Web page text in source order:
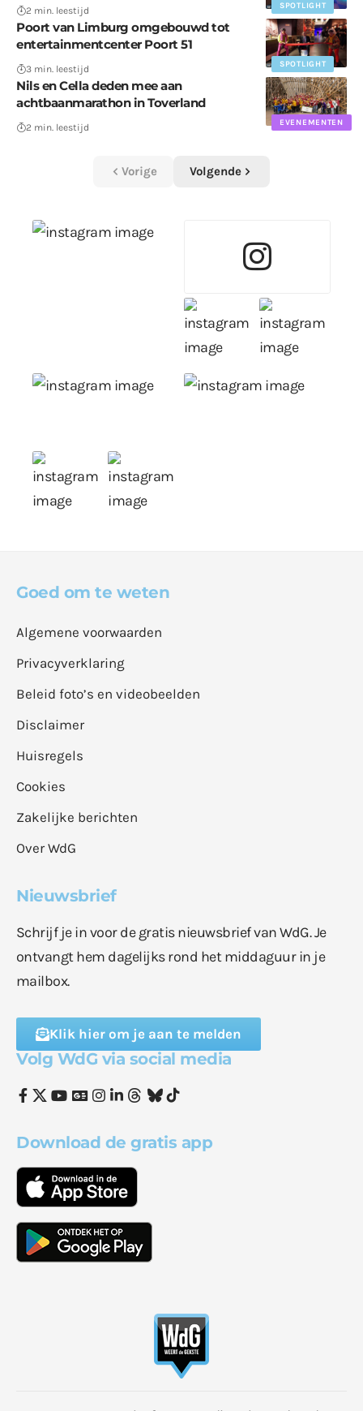
SPOTLIGHT
2 min. leestijd
SPOTLIGHT
Poort van Limburg omgebouwd tot
entertainmentcenter Poort 51
3 min. leestijd
EVENEMENTEN
Nils en Cella deden mee aan
achtbaanmarathon in Toverland
2 min. leestijd
Vorige Volgende
Goed om te weten
Algemene voorwaarden
Privacyverklaring
Beleid foto’s en videobeelden
Disclaimer
Huisregels
Cookies
Zakelijke berichten
Over WdG
Nieuwsbrief
Schrijf je in voor de gratis nieuwsbrief van WdG. Je
ontvangt hem dagelijks rond het middaguur in je
mailbox.
Klik hier om je aan te melden
Volg WdG via social media
Download de gratis app